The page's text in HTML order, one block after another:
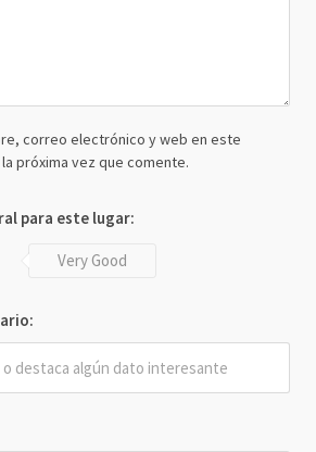
correo electrónico y web en este
próxima vez que comente.
para este lugar:
Very Good